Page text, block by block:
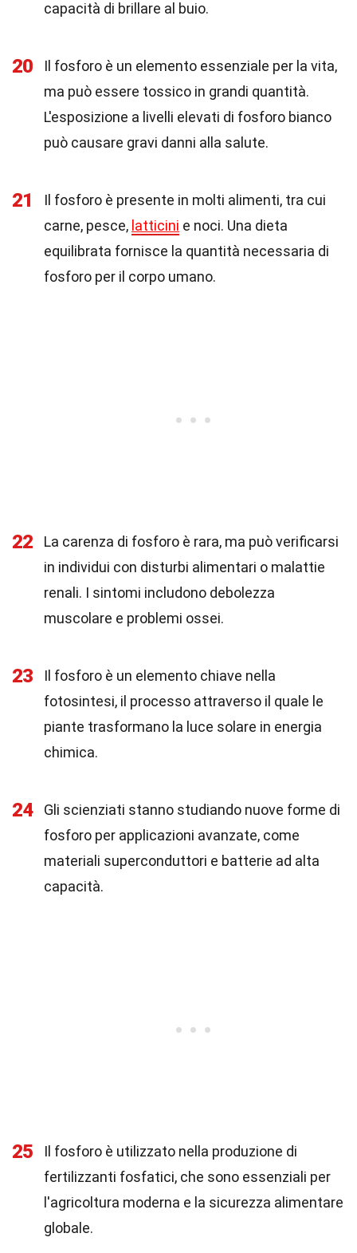
capacità di brillare al buio.
20
Il fosforo è un elemento essenziale per la vita,
ma può essere tossico in grandi quantità.
L'esposizione a livelli elevati di fosforo bianco
può causare gravi danni alla salute.
21
Il fosforo è presente in molti alimenti, tra cui
carne, pesce, latticini e noci. Una dieta
equilibrata fornisce la quantità necessaria di
fosforo per il corpo umano.
22
La carenza di fosforo è rara, ma può verificarsi
in individui con disturbi alimentari o malattie
renali. I sintomi includono debolezza
muscolare e problemi ossei.
23
Il fosforo è un elemento chiave nella
fotosintesi, il processo attraverso il quale le
piante trasformano la luce solare in energia
chimica.
24
Gli scienziati stanno studiando nuove forme di
fosforo per applicazioni avanzate, come
materiali superconduttori e batterie ad alta
capacità.
25
Il fosforo è utilizzato nella produzione di
fertilizzanti fosfatici, che sono essenziali per
l'agricoltura moderna e la sicurezza alimentare
globale.